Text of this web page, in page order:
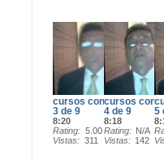
cursos contabilidad -
3 de 9
8:20
Rating
5.00
Vistas
311
cursos
4 de 9
8:18
Rating
N/A
Vistas
142
5